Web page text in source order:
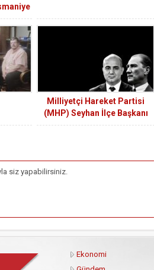
Milliyetçi Hareket Partisi
(MHP) Seyhan İlçe Başkanı
Hakan Yıldırım: Gazi Mustafa
eğiliyoruz. “10 Kasım
Atatürk’ü Anma Günü”
siz yapabilirsiniz.
Ekonomi